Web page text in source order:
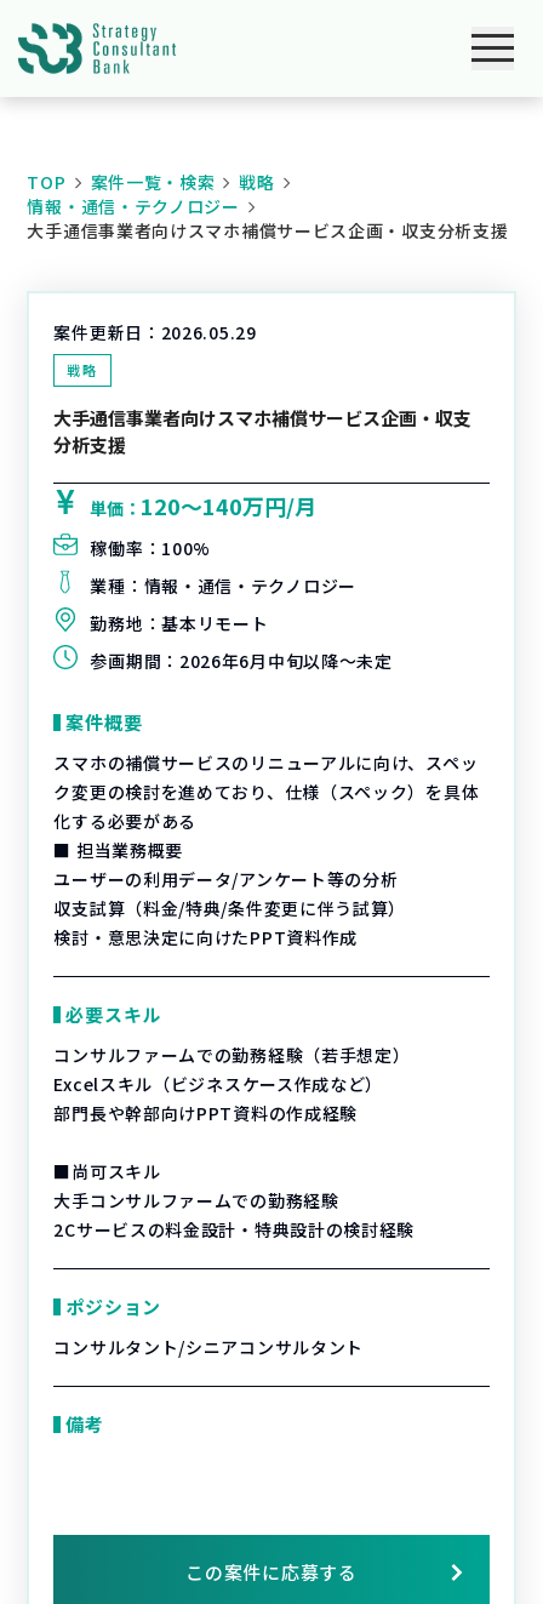
TOP 案件一覧・検索
戦略
情報・通信・テクノロジー
大手通信事業者向けスマホ補償サービス企画・収支分析支援
案件更新日： 2026.05.29
戦略
大手通信事業者向けスマホ補償サービス企画・収支
分析支援
単価： 120〜140万円/月
稼働率： 100%
業種： 情報・通信・テクノロジー
勤務地：基本リモート
参画期間： 2026年6月中旬以降～未定
案件概要
スマホの補償サービスのリニューアルに向け、スペッ
ク変更の検討を進めており、仕様（スペック）を具体
化する必要がある
■ 担当業務概要
ユーザーの利用データ/アンケート等の分析
収支試算（料金/特典/条件変更に伴う試算）
検討・意思決定に向けたPPT資料作成
必要スキル
コンサルファームでの勤務経験（若手想定）
Excelスキル（ビジネスケース作成など）
部門長や幹部向けPPT資料の作成経験
■尚可スキル
大手コンサルファームでの勤務経験
2Cサービスの料金設計・特典設計の検討経験
ポジション
コンサルタント/シニアコンサルタント
備考
この案件に応募する